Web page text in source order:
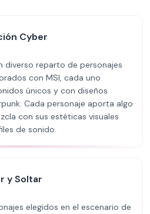
Cyber
diverso reparto de personajes
con MSI, cada uno
únicos y con diseños
Cada personaje aporta algo
con sus estéticas visuales
de sonido.
y Soltar
elegidos en el escenario de